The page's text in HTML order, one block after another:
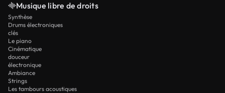
Musique libre de droits
Synthèse
Drums électroniques
clés
Le piano
Cinématique
douceur
électronique
Ambiance
Strings
Les tambours acoustiques